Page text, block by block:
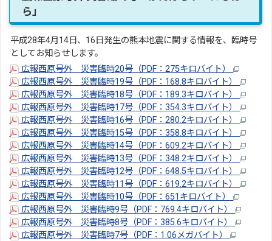
ら」
平成28年4月14日、16日発生の熊本地震に関する情報を、臨時号
としてお知らせします。
広報西原号外 災害臨時20号（PDF：275キロバイト）
広報西原号外 災害臨時19号（PDF：168.8キロバイト）
広報西原号外 災害臨時18号（PDF：189.3キロバイト）
広報西原号外 災害臨時17号（PDF：354.3キロバイト）
広報西原号外 災害臨時16号（PDF：280.2キロバイト）
広報西原号外 災害臨時15号（PDF：358.8キロバイト）
広報西原号外 災害臨時14号（PDF：609.2キロバイト）
広報西原号外 災害臨時13号（PDF：348.2キロバイト）
広報西原号外 災害臨時12号（PDF：648.5キロバイト）
広報西原号外 災害臨時11号（PDF：619.2キロバイト）
広報西原号外 災害臨時10号（PDF：651キロバイト）
広報西原号外 災害臨時9号（PDF：769.4キロバイト）
広報西原号外 災害臨時8号（PDF：385.6キロバイト）
広報西原号外 災害臨時7号（PDF：1.06メガバイト）